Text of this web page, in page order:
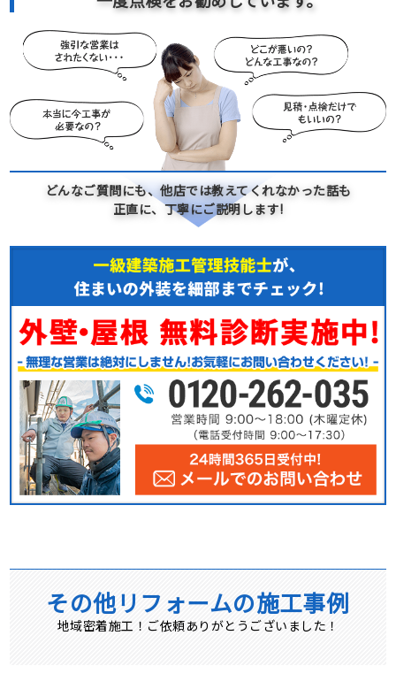
どんなご質問にも、他店では教えてくれなかった話も
正直に、丁寧にご説明します!
その他リフォームの施工事例
地域密着施工！ご依頼ありがとうございました！